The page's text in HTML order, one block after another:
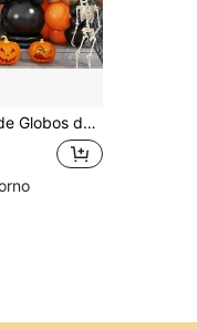
Fantasmas y Rayas-Perfecto para Decorar Fiestas de Halloween, Adecuado para Uso Tanto en Interiores Como en Exteriores.